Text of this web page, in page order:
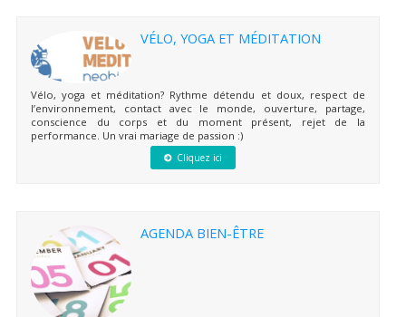
VÉLO, YOGA ET MÉDITATION
Vélo, yoga et méditation? Rythme détendu et doux, respect de
l’environnement, contact avec le monde, ouverture, partage,
conscience du corps et du moment présent, rejet de la
performance. Un vrai mariage de passion :)
Cliquez ici
AGENDA BIEN-ÊTRE